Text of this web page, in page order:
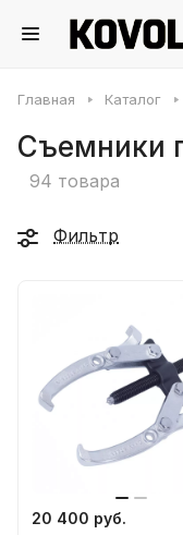
Главная Каталог
Съемники
94 товара
Фильтр
20 400 руб.